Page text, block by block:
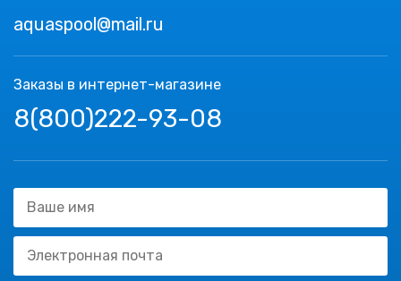
aquaspool@mail.ru
Заказы в интернет-магазине
8(800)222-93-08